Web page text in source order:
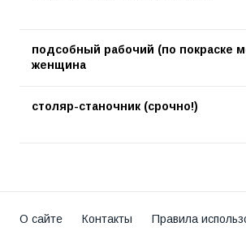
подсобный рабочий (по покраске
женщина
столяр-станочник (срочно!)
О сайте Контакты Правила